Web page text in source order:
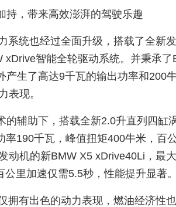
持，带来高效澎湃的驾驶乐趣
系统也经过全面升级，搭载了全新
xDrive智能全轮驱动系统。并秉承
产生了高达9千瓦的输出功率和200
表现。
的辅助下，搭载全新2.0升直列四缸
率190千瓦，峰值扭矩400牛米，百
动机的新BMW X5 xDrive40Li，最
公里加速仅需5.5秒，性能提升显著
拥有出色的动力表现，燃油经济性